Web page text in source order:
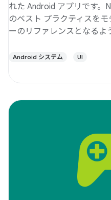
れた Android アプリです。
のベスト プラクティスを
ーのリファレンスとなるよ
Android システム UI